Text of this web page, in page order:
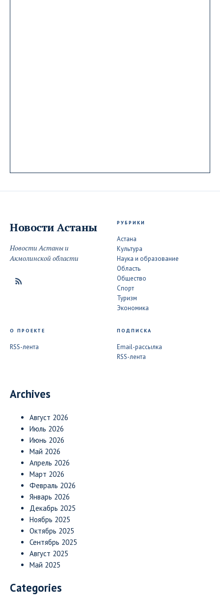
Новости Астаны
Новости Астаны и
Акмолинской области
РУБРИКИ
Астана
Культура
Наука и образование
Область
Общество
Спорт
Туризм
Экономика
О ПРОЕКТЕ
RSS-лента
ПОДПИСКА
Email-рассылка
RSS-лента
Archives
Август 2026
Июль 2026
Июнь 2026
Май 2026
Апрель 2026
Март 2026
Февраль 2026
Январь 2026
Декабрь 2025
Ноябрь 2025
Октябрь 2025
Сентябрь 2025
Август 2025
Май 2025
Categories